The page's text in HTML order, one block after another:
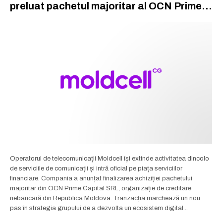
preluat pachetul majoritar al OCN Prime
Operatorul de telecomunicații Moldcell își extinde activitatea dincolo
de serviciile de comunicații și intră oficial pe piața serviciilor
financiare. Compania a anunțat finalizarea achiziției pachetului
majoritar din OCN Prime Capital SRL, organizație de creditare
nebancară din Republica Moldova. Tranzacția marchează un nou
pas în strategia grupului de a dezvolta un ecosistem digital...